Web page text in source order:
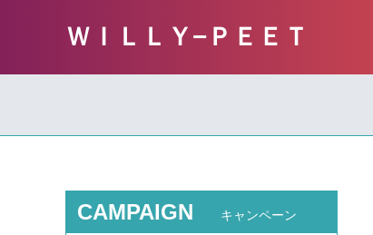
ＷＩＬＬＹ−ＰＥＥＴ
CAMPAIGN キャンペーン